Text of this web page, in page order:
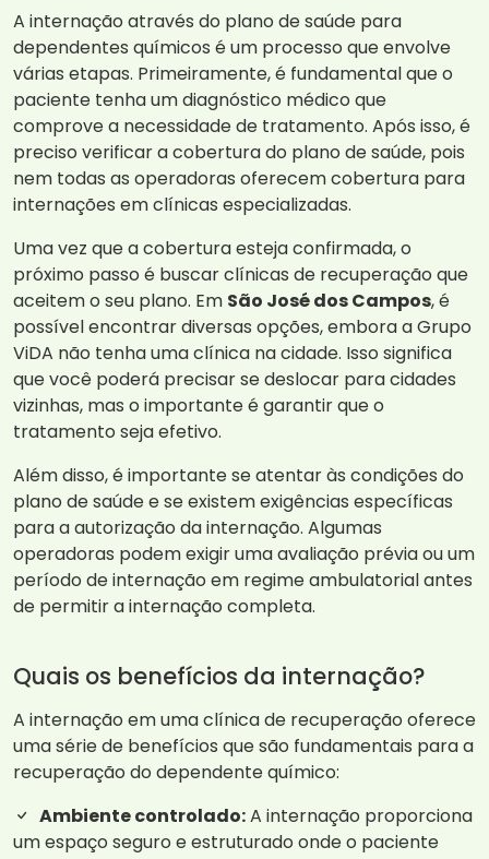
A internação através do plano de saúde para
dependentes químicos é um processo que envolve
várias etapas. Primeiramente, é fundamental que o
paciente tenha um diagnóstico médico que
comprove a necessidade de tratamento. Após isso, é
preciso verificar a cobertura do plano de saúde, pois
nem todas as operadoras oferecem cobertura para
internações em clínicas especializadas.
Uma vez que a cobertura esteja confirmada, o
próximo passo é buscar clínicas de recuperação que
aceitem o seu plano. Em São José dos Campos, é
possível encontrar diversas opções, embora a Grupo
ViDA não tenha uma clínica na cidade. Isso significa
que você poderá precisar se deslocar para cidades
vizinhas, mas o importante é garantir que o
tratamento seja efetivo.
Além disso, é importante se atentar às condições do
plano de saúde e se existem exigências específicas
para a autorização da internação. Algumas
operadoras podem exigir uma avaliação prévia ou um
período de internação em regime ambulatorial antes
de permitir a internação completa.
Quais os benefícios da internação?
A internação em uma clínica de recuperação oferece
uma série de benefícios que são fundamentais para a
recuperação do dependente químico:
Ambiente controlado:A internação proporciona
um espaço seguro e estruturado onde o paciente